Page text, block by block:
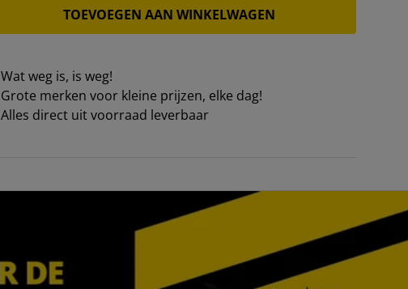
TOEVOEGEN AAN WINKELWAGEN
Wat weg is, is weg!
Grote merken voor kleine prijzen, elke dag!
Alles direct uit voorraad leverbaar